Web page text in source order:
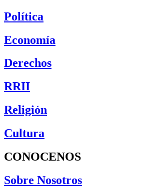
Política
Economía
Derechos
RRII
Religión
Cultura
CONOCENOS
Sobre Nosotros